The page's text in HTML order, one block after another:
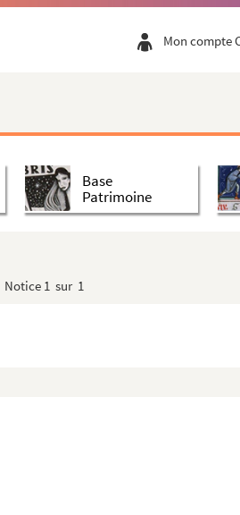
Mon compte
Base
Patrimoine
Notice 1 sur 1